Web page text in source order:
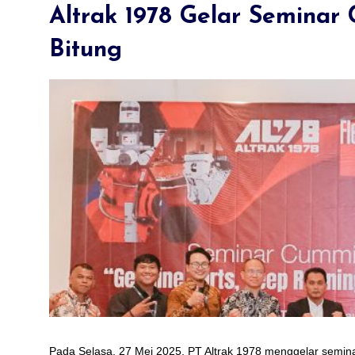
Altrak 1978 Gelar
Bitung
Pada Selasa, 27 Mei 2025, PT Altrak 1978 menggelar
31-December-2021
Primex Lampung